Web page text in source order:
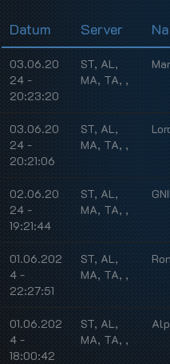
Datum Server
03.06.20
24 -
20:23:20
ST, AL,
MA, TA, ,
03.06.20
24 -
20:21:06
ST, AL,
MA, TA, ,
02.06.20
24 -
19:21:44
ST, AL,
MA, TA, ,
01.06.202
4 -
22:27:51
ST, AL,
MA, TA, ,
01.06.202
4 -
18:00:42
ST, AL,
MA, TA, ,